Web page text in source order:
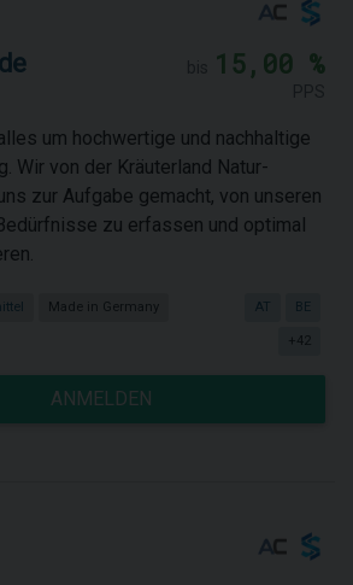
15,00 %
um hochwertige und nachhaltige
Wir von der Kräuterland Natur-
zur Aufgabe gemacht, von unseren
zu erfassen und optimal
Made in Germany AT BE
+42
ANMELDEN